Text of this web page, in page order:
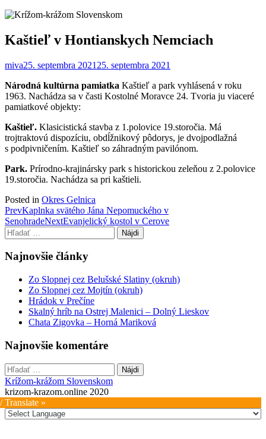
Kaštieľ v Hontianskych Nemciach
miva25. septembra 2021 25. septembra 2021
Národná kultúrna pamiatka Kaštieľ a park vyhlásená v roku
1963. Nachádza sa v časti Kostolné Moravce 24. Tvoria ju viaceré
pamiatkové objekty:
Kaštieľ. Klasicistická stavba z 1.polovice 19.storočia. Má
trojtraktovú dispozíciu, obdĺžnikový pôdorys, je dvojpodlažná
s podpivničením. Kaštieľ so záhradným pavilónom.
Park. Prírodno-krajinársky park s historickou zeleňou z 2.polovice
19.storočia. Nachádza sa pri kaštieli.
Posted in Okres Gelnica
Post
navigation
PrevKaplnka svätého Jána Nepomuckého v
SenohradeNextEvanjelický kostol v Cerove
Hľadať:
Najnovšie články
Zo Slopnej cez Belušské Slatiny (okruh)
Zo Slopnej cez Mojtín (okruh)
Hrádok v Prečíne
Skalný hríb na Ostrej Malenici – Dolný Lieskov
Chata Zigovka – Horná Mariková
Najnovšie komentáre
Hľadať:
Krížom-krážom Slovenskom
krizom-krazom.online 2020
Translate »